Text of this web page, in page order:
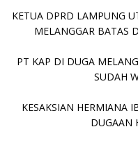
KETUA DPRD LAMPUNG
MELANGGAR BATAS
PT KAP DI DUGA
SUDAH
KESAKSIAN HERMIANA
DUGAAN